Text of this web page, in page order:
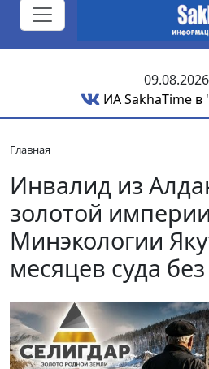
09.08.2026
ИА SakhaTime в
Главная
Инвалид из
золотой
Минэкологии
месяцев суда